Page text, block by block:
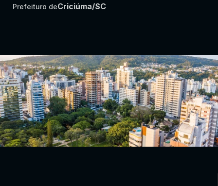
Prefeitura deCriciúma/SC